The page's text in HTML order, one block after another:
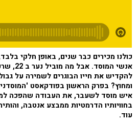
כולנו מכירים כבר שנים, באופן חלקי
אנשי
להקדיש את חייו הבוגרים לשמירה על
ומחוץ? בפרק הראשון בפודקאסט
איש מוסד לשעבר, את העבודה שהפכה
בחוויותיו הדרמטיות ממבצע אנטבה,
עוד.